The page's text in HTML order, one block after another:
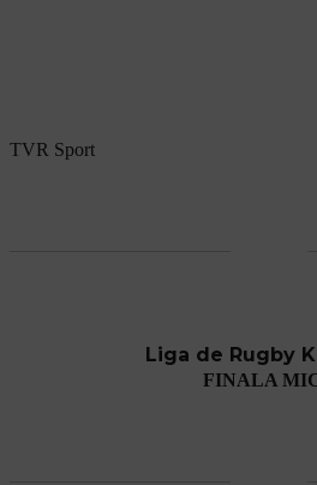
TVR Sport
Liga de Rugby
FINALA